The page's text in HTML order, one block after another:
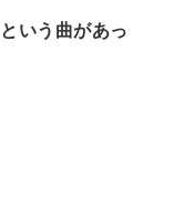
いう曲があっ